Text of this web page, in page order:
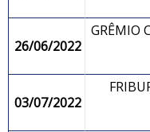
26/06/2022
GRÊMIO
03/07/2022